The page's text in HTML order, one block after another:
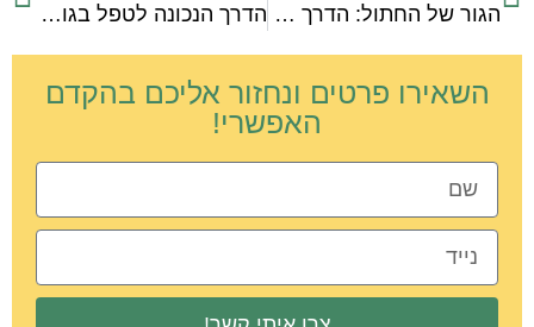
הגור של החתול: הדרך הנכונה לטפל הדרך הנכונה לטפל בגורי חתולים נטושים
השאירו פרטים ונחזור אליכם בהקדם
האפשרי!